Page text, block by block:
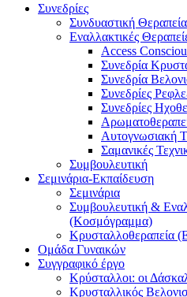
Συνεδρίες
Συνδυαστική Θεραπεία
Εναλλακτικές
Access
Συνεδρία
Συνεδρία
Συνεδρίες
Συνεδρίες
Αυτογνωσιακή
Σαμανικές
Συμβουλευτική
Σεμινάρια-Εκπαίδευση
Σεμινάρια
Συμβουλευτική &
(Κοσμόγραμμα)
Κρυσταλλοθεραπεία
Ομάδα Γυναικών
Συγγραφικό έργο
Κρύσταλλοι: οι
Κρυσταλλικός